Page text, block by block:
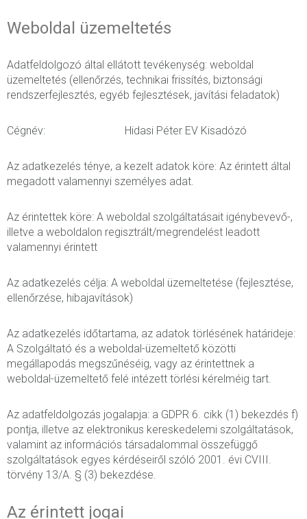
Weboldal üzemeltetés
Adatfeldolgozó által ellátott tevékenység: weboldal
üzemeltetés (ellenőrzés, technikai frissítés, biztonsági
rendszerfejlesztés, egyéb fejlesztések, javítási feladatok)
Cégnév: Hidasi Péter EV Kisadózó
Az adatkezelés ténye, a kezelt adatok köre: Az érintett által
megadott valamennyi személyes adat.
Az érintettek köre: A weboldal szolgáltatásait igénybevevő-,
illetve a weboldalon regisztrált/megrendelést leadott
valamennyi érintett
Az adatkezelés célja: A weboldal üzemeltetése (fejlesztése,
ellenőrzése, hibajavítások)
Az adatkezelés időtartama, az adatok törlésének határideje:
A Szolgáltató és a weboldal-üzemeltető közötti
megállapodás megszűnéséig, vagy az érintettnek a
weboldal-üzemeltető felé intézett törlési kérelméig tart.
Az adatfeldolgozás jogalapja: a GDPR 6. cikk (1) bekezdés f)
pontja, illetve az elektronikus kereskedelemi szolgáltatások,
valamint az információs társadalommal összefüggő
szolgáltatások egyes kérdéseiről szóló 2001. évi CVIII.
törvény 13/A. § (3) bekezdése.
Az érintett jogai